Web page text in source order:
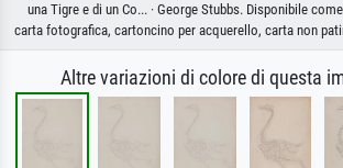
una Tigre e di un Co... · George Stubbs. Disponibile
carta fotografica, cartoncino per acquerello, carta non
Altre variazioni di colore di questa